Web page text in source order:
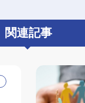
関連記事